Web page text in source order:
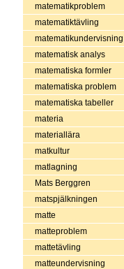
matematikproblem
matematiktävling
matematikundervisning
matematisk analys
matematiska formler
matematiska problem
matematiska tabeller
materia
materiallära
matkultur
matlagning
Mats Berggren
matspjälkningen
matte
matteproblem
mattetävling
matteundervisning